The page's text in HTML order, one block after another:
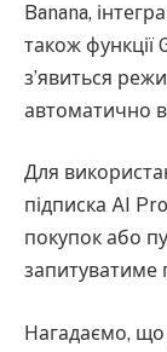
Banana,
також
з’явиться
автоматично
Для
підписка AI
покупок або
запитуватиме
Нагадаємо,